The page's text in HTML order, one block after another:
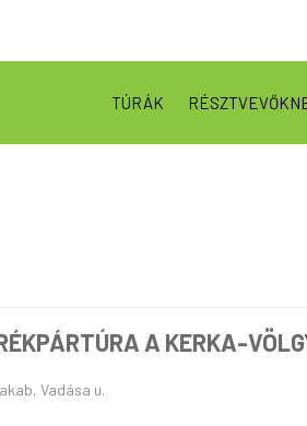
TÚRÁK
A KERKA-
Vadása u.